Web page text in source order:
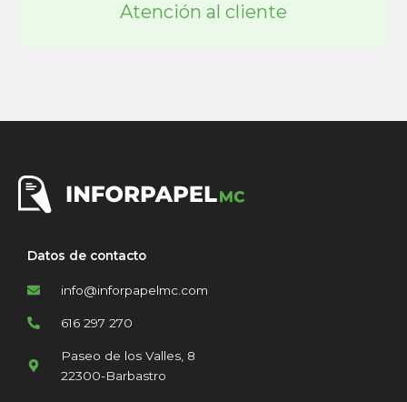
Atención al cliente
Datos de contacto
info@inforpapelmc.com
616 297 270
Paseo de los Valles, 8
22300-Barbastro